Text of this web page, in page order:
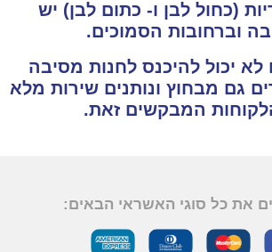
(כחול לבן ו- כתום לבן) יש
וברחובות הסמוכים.
לא יכול להיכנס לחנות מסיבה
גם מבחוץ ונותנים שירות מלא
המבקשים זאת.
את כל סוגי האשראי הבאים: